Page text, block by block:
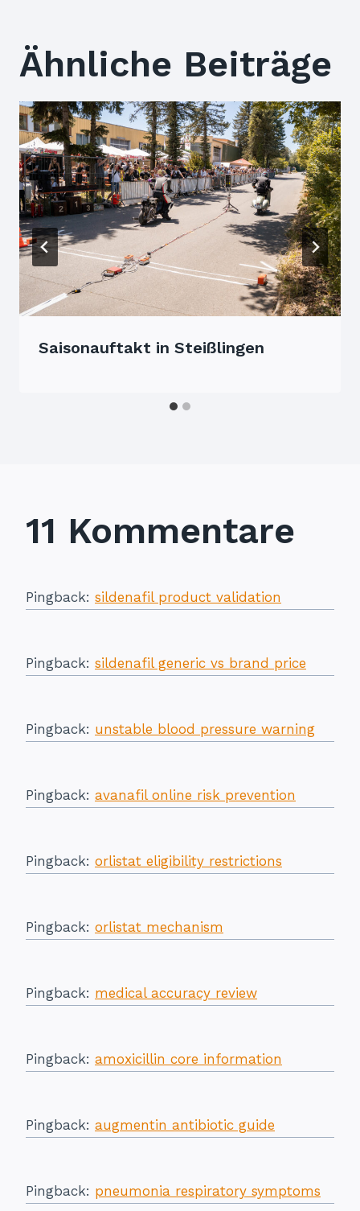
Ähnliche Beiträge
Saisonauftakt in Steißlingen
11 Kommentare
Pingback: sildenafil product validation
Pingback: sildenafil generic vs brand price
Pingback: unstable blood pressure warning
Pingback: avanafil online risk prevention
Pingback: orlistat eligibility restrictions
Pingback: orlistat mechanism
Pingback: medical accuracy review
Pingback: amoxicillin core information
Pingback: augmentin antibiotic guide
Pingback: pneumonia respiratory symptoms